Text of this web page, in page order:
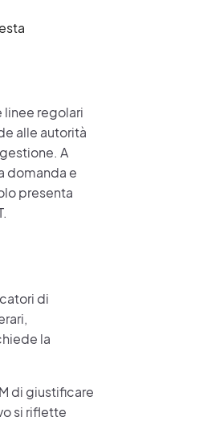
linee regolari
alle autorità
A
domanda e
presenta
di
la
di giustificare
si riflette